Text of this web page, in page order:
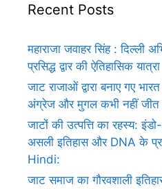
Recent Posts
महाराजा जवाहर सिंह : दिल्ली
प्रसिद्ध द्वार की ऐतिहासिक यात्रा
जाट राजाओं द्वारा बनाए गए
अंग्रेज और मुगल कभी नहीं
जाटों की उत्पत्ति का रहस्य:
असली इतिहास और DNA के
Hindi:
जाट समाज का गौरवशाली